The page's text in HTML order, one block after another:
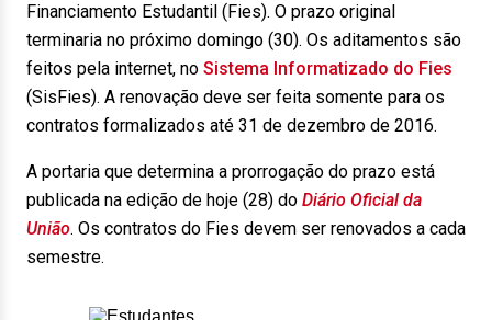
Financiamento Estudantil (Fies). O prazo original
terminaria no próximo domingo (30). Os aditamentos são
feitos pela internet, no Sistema Informatizado do Fies
(SisFies). A renovação deve ser feita somente para os
contratos formalizados até 31 de dezembro de 2016.
A portaria que determina a prorrogação do prazo está
publicada na edição de hoje (28) do Diário Oficial da
União. Os contratos do Fies devem ser renovados a cada
semestre.